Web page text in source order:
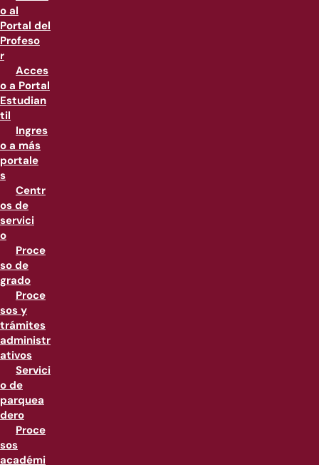
o al
Portal del
Profeso
r
Acces
o a Portal
Estudian
til
Ingres
o a más
portale
s
Centr
os de
servici
o
Proce
so de
grado
Proce
sos y
trámites
administr
ativos
Servici
o de
parquea
dero
Proce
sos
académi